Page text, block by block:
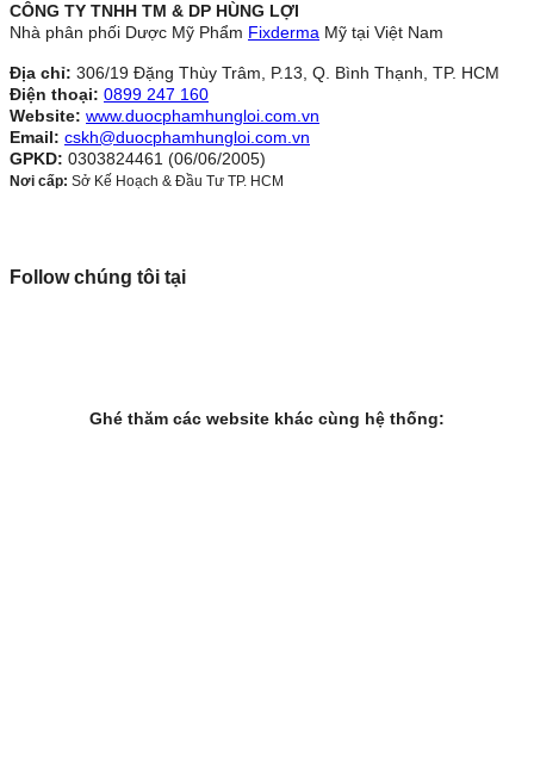
CÔNG TY TNHH TM & DP HÙNG LỢI
Nhà phân phối Dược Mỹ Phẩm Fixderma Mỹ tại Việt Nam
Địa chỉ: 306/19 Đặng Thùy Trâm, P.13, Q. Bình Thạnh, TP. HCM
Điện thoại: 0899 247 160
Website: www.duocphamhungloi.com.vn
Email: cskh@duocphamhungloi.com.vn
GPKD: 0303824461 (06/06/2005)
Nơi cấp: Sở Kế Hoạch & Đầu Tư TP. HCM
Follow chúng tôi tại
Ghé thăm các website khác cùng hệ thống: